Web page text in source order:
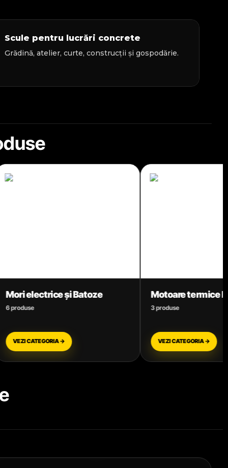
Scule pentru lucrări concrete
Grădină, atelier, curte, construcții și gospodărie.
Motoare termice benzină
VEZI CATEGORIA → VEZI